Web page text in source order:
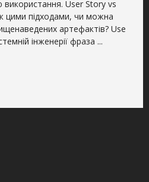
використання. User Story vs
цими підходами, чи можна
артефактів? Use
інженерії фраза ...